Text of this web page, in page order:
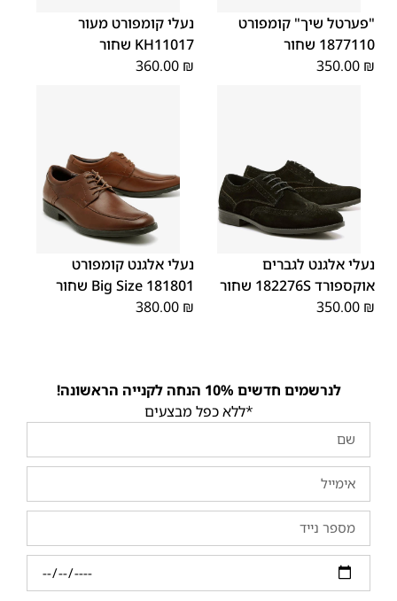
"פערטל שיך" קומפורט
1877110 שחור
350.00 ₪
נעלי קומפורט מעור
KH11017 שחור
360.00 ₪
40
41
42
43
44
נעלי אלגנט לגברים
אוקספורד 182276S שחור
350.00 ₪
נעלי אלגנט קומפורט
181801 Big Size שחור
380.00 ₪
לנרשמים חדשים 10% הנחה לקנייה הראשונה!
*ללא כפל מבצעים